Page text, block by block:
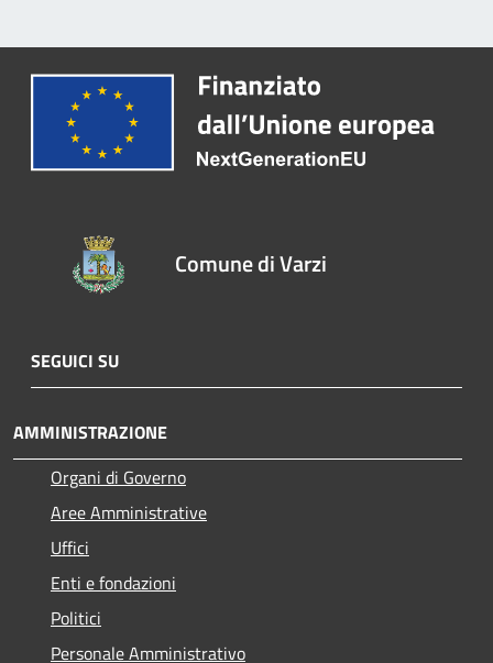
Comune di Varzi
SEGUICI SU
AMMINISTRAZIONE
Organi di Governo
Aree Amministrative
Uffici
Enti e fondazioni
Politici
Personale Amministrativo